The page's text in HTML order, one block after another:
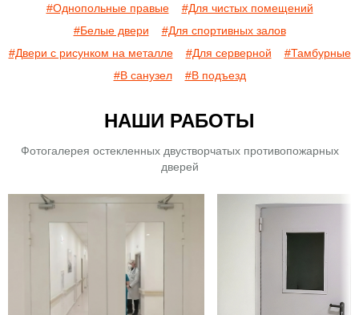
#Однопольные правые
#Для чистых помещений
#Белые двери
#Для спортивных залов
#Двери с рисунком на металле
#Для серверной
#Тамбурные
#В санузел
#В подъезд
НАШИ РАБОТЫ
Фотогалерея остекленных двустворчатых противопожарных
дверей